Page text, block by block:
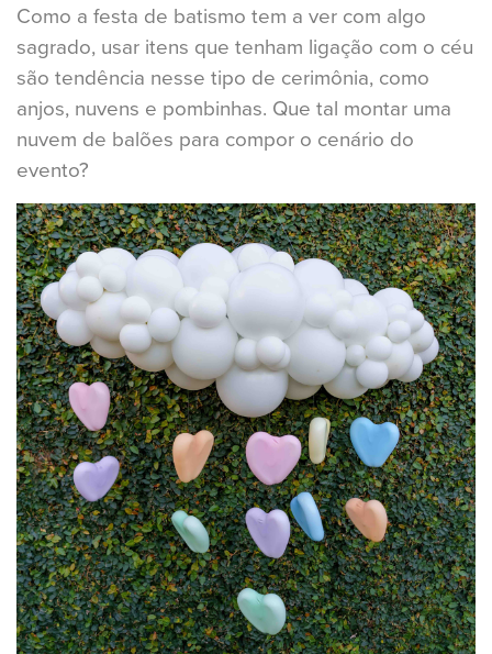
Como a festa de batismo tem a ver com algo
sagrado, usar itens que tenham ligação com o céu
são tendência nesse tipo de cerimônia, como
anjos, nuvens e pombinhas. Que tal montar uma
nuvem de balões para compor o cenário do
evento?